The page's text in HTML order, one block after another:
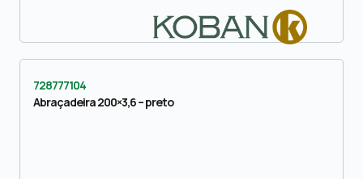
728777104
Abraçadeira 200×3,6 – preto